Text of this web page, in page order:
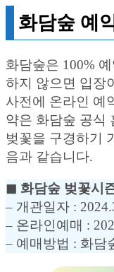
화담숲 예
화담숲은 100%
하지 않으면 입장
사전에 온라인 예
약은 화담숲 공식
벚꽃을 구경하기
음과 같습니다.
◼︎ 화담숲 벚꽃시
– 개관일자 :
– 온라인예매 :
– 예매방법 : 화담